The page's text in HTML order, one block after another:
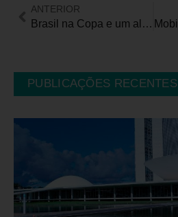
ANTERIOR
Brasil na Copa e um alerta: o impacto de fogos de artifícios em pessoas autistas e com deficiência, idosos e para os animais
PUBLICAÇÕES RECENTES